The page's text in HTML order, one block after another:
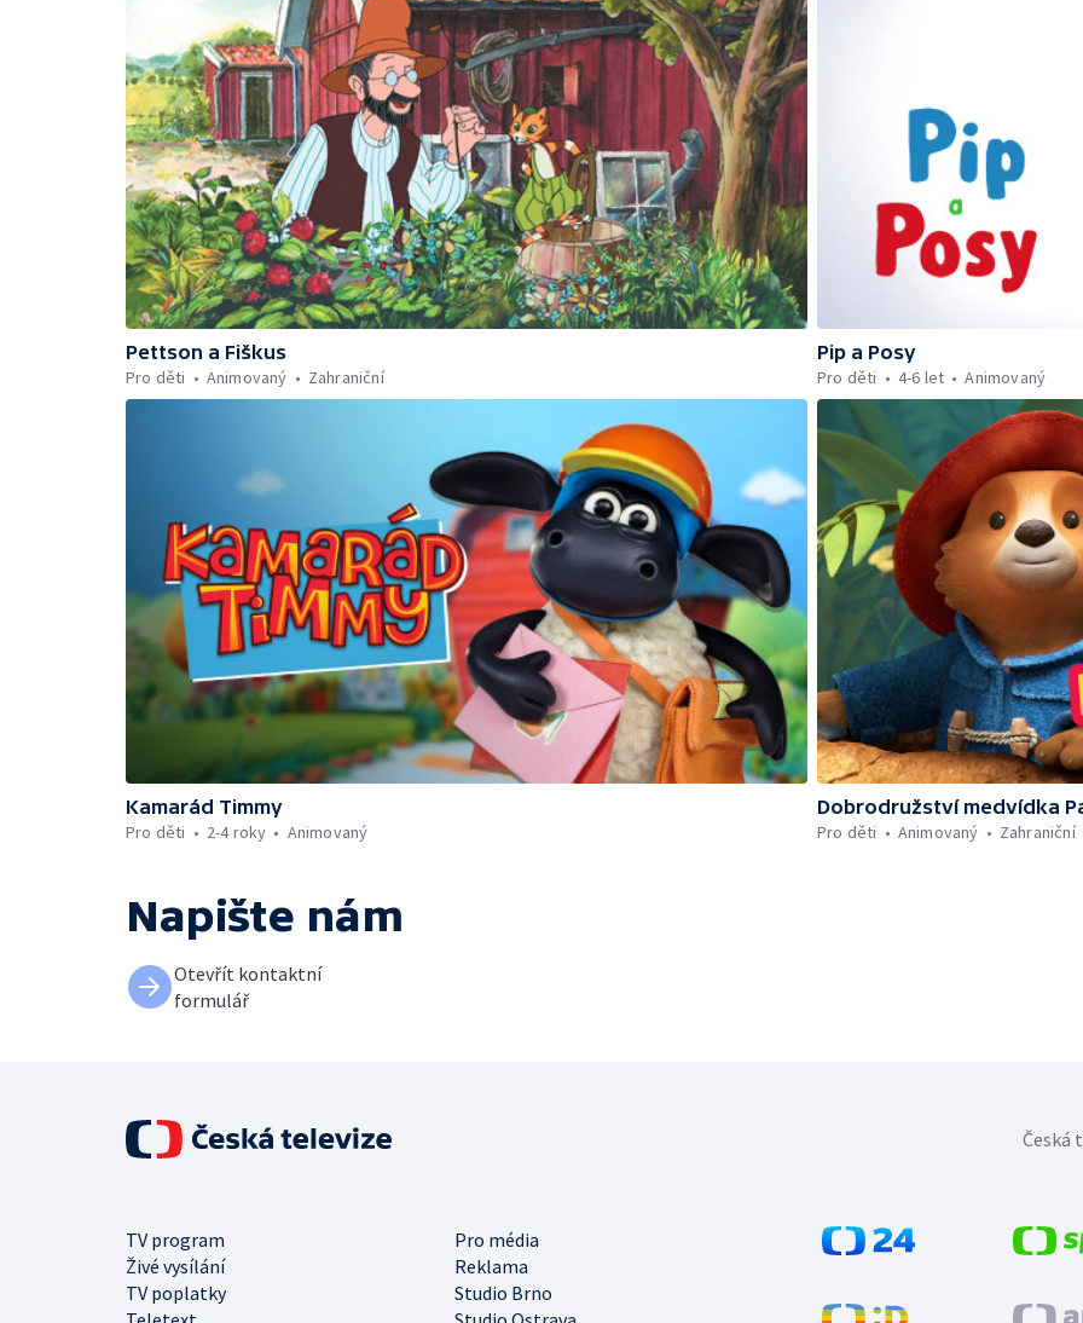
Pettson a Fiškus
Pro děti
Animovaný Zahraniční
Pip a Posy
Pro děti
4-6 let Animovaný
Kamarád Timmy
Pro děti
2-4 roky Animovaný
Dobrodružství medvídka
Pro děti
Animovaný Zahraniční
Napište nám
Otevřít kontaktní
formulář
TV program
Pro média
Živé vysílání
Reklama
TV poplatky
Studio Brno
Česká